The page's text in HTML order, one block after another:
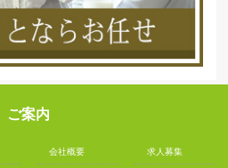
ご案内
会社概要
求人募集